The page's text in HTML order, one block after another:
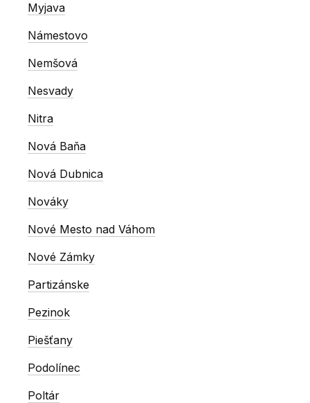
Myjava
Námestovo
Nemšová
Nesvady
Nitra
Nová Baňa
Nová Dubnica
Nováky
Nové Mesto nad Váhom
Nové Zámky
Partizánske
Pezinok
Piešťany
Podolínec
Poltár